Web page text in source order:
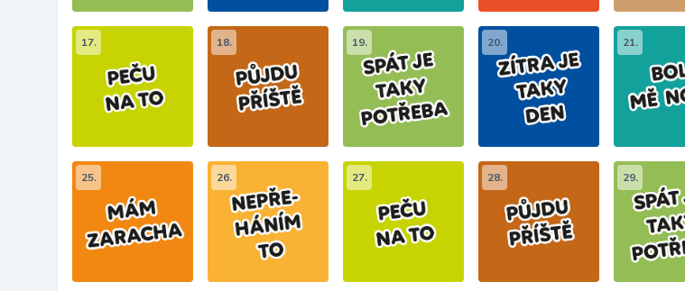
17. 18. 19. 20. 21.
25. 26. 27. 28. 29.